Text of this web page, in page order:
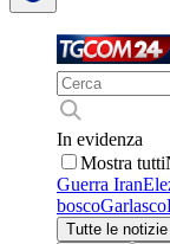
In evidenza
Mostra tutti
Guerra Iran
boscoGarlasco
Tutte le